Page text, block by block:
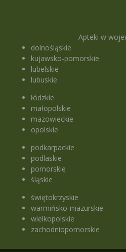
Apteki w
dolnośląskie
kujawsko-pomorskie
lubelskie
lubuskie
łódzkie
małopolskie
mazowieckie
opolskie
podkarpackie
podlaskie
pomorskie
śląskie
świętokrzyskie
warmińsko-mazurskie
wielkopolskie
zachodniopomorskie